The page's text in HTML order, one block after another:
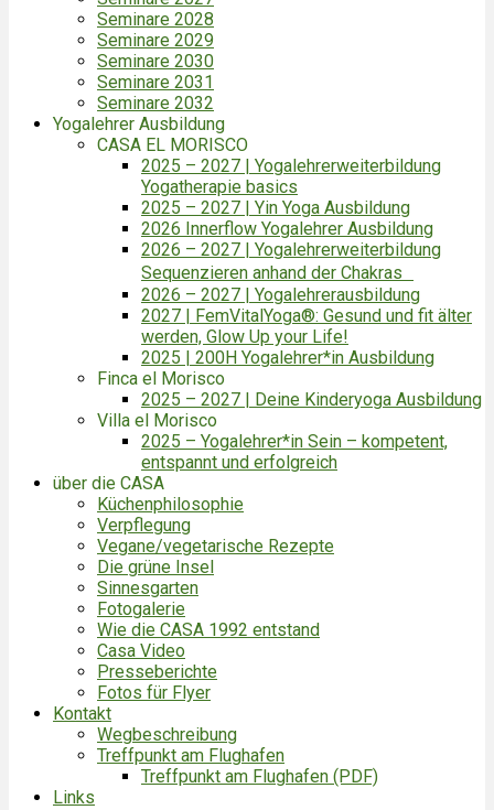
Seminare 2028
Seminare 2029
Seminare 2030
Seminare 2031
Seminare 2032
Yogalehrer Ausbildung
CASA EL MORISCO
2025 – 2027 | Yogalehrerweiterbildung
Yogatherapie basics
2025 – 2027 | Yin Yoga Ausbildung
2026 Innerflow Yogalehrer Ausbildung
2026 – 2027 | Yogalehrerweiterbildung
Sequenzieren anhand der Chakras
2026 – 2027 | Yogalehrerausbildung
2027 | FemVitalYoga®: Gesund und fit älter
werden, Glow Up your Life!
2025 | 200H Yogalehrer*in Ausbildung
Finca el Morisco
2025 – 2027 | Deine Kinderyoga Ausbildung
Villa el Morisco
2025 – Yogalehrer*in Sein – kompetent,
entspannt und erfolgreich
über die CASA
Küchenphilosophie
Verpflegung
Vegane/vegetarische Rezepte
Die grüne Insel
Sinnesgarten
Fotogalerie
Wie die CASA 1992 entstand
Casa Video
Presseberichte
Fotos für Flyer
Kontakt
Wegbeschreibung
Treffpunkt am Flughafen
Treffpunkt am Flughafen (PDF)
Links